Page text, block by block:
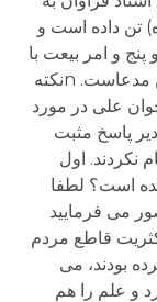
تن داده است و
و امر بیعت با
خلفا و همکاری صمیمانه با آنان خود گواه این مدعاست. nنکته
علی در مورد
پاسخ مثبت
نکردند. اول
است؟ لطفا
می فرمایید
قاطع مردم
بودند، می
و علم را هم